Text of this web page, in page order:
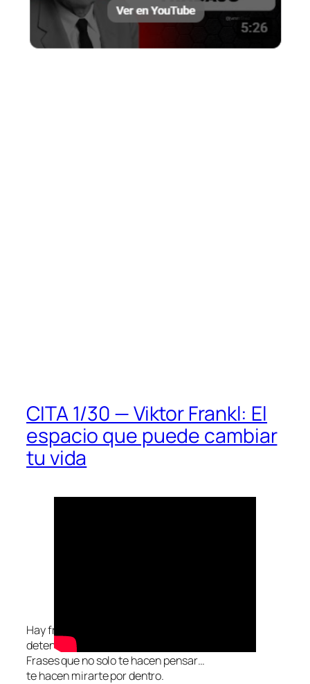
CITA 1/30 — Viktor Frankl: El
espacio que puede cambiar
tu vida
Hay frases que, cuando las lees, te obligan a
detenerte.
Frases que no solo te hacen pensar…
te hacen mirarte por dentro.